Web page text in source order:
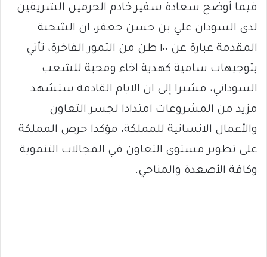
فيما أوضح سعادة سفير خادم الحرمين الشريفين
لدى السودان علي بن حسن جعفر، ان الشحنة
المقدمة عبارة عن ١٠٠ طن من التمور الفاخرة، تأتي
بتوجيهات سامية كهدية اخاء ومحبة للشعب
السوداني، مشيرا إلى ان الايام القادمة ستشهد
مزيد من المشروعات امتدادا لجسر التعاون
والأعمال الانسانية للمملكة، مؤكدا حرص المملكة
على تطوير مستوى التعاون في المجالات التنموية
وكافة الأصعدة والمناحي.